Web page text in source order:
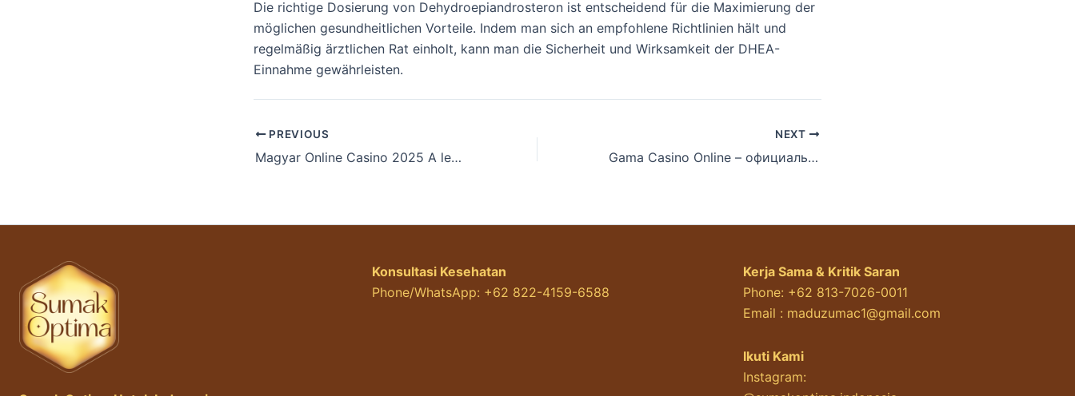
Die richtige Dosierung von Dehydroepiandrosteron ist entscheidend für die Maximierung der
möglichen gesundheitlichen Vorteile. Indem man sich an empfohlene Richtlinien hält und
regelmäßig ärztlichen Rat einholt, kann man die Sicherheit und Wirksamkeit der DHEA-
Einnahme gewährleisten.
PREVIOUS
Magyar Online Casino 2025 A legjobb oldalak valdi pnzes jtkhoz.6105
NEXT
Gama Casino Online – официальный сайт – вход и зеркало 2026.1520
Konsultasi Kesehatan
Phone/WhatsApp: +62 822-4159-6588
Kerja Sama & Kritik Saran
Phone: +62 813-7026-0011
Email : maduzumac1@gmail.com
Ikuti Kami
Instagram: